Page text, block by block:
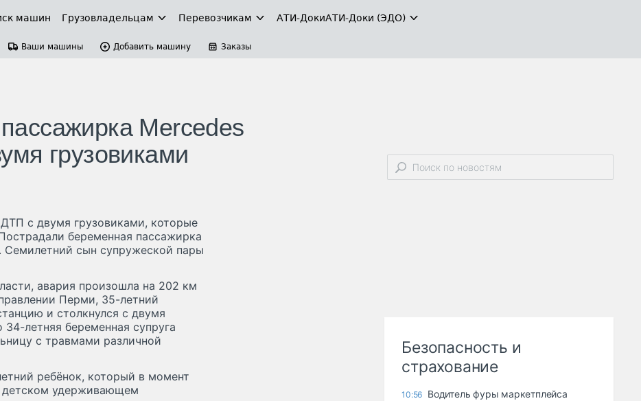
машин Грузовладельцам Перевозчикам АТИ-ДокиАТИ-Доки (ЭДО)
Ваши машины Добавить машину Заказы
Mercedes
грузовиками
с двумя грузовиками, которые
беременная пассажирка
сын супружеской пары
авария произошла на 202 км
Перми, 35-летний
и столкнулся с двумя
летняя беременная супруга
с травмами различной
ребёнок, который в момент
детском удерживающем
Безопасность и
страхование
10:56 Водитель фуры маркетплейса